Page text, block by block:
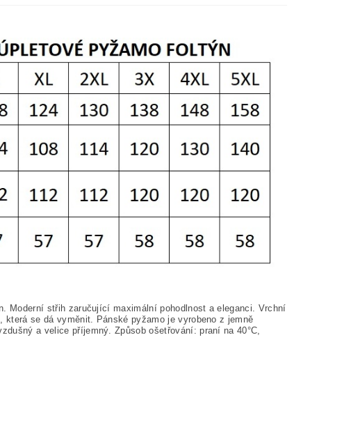
střih zaručující maximální pohodlnost a eleganci. Vrchní
se dá vyměnit. Pánské pyžamo je vyrobeno z jemně
a velice příjemný. Způsob ošetřování: praní na40°C,